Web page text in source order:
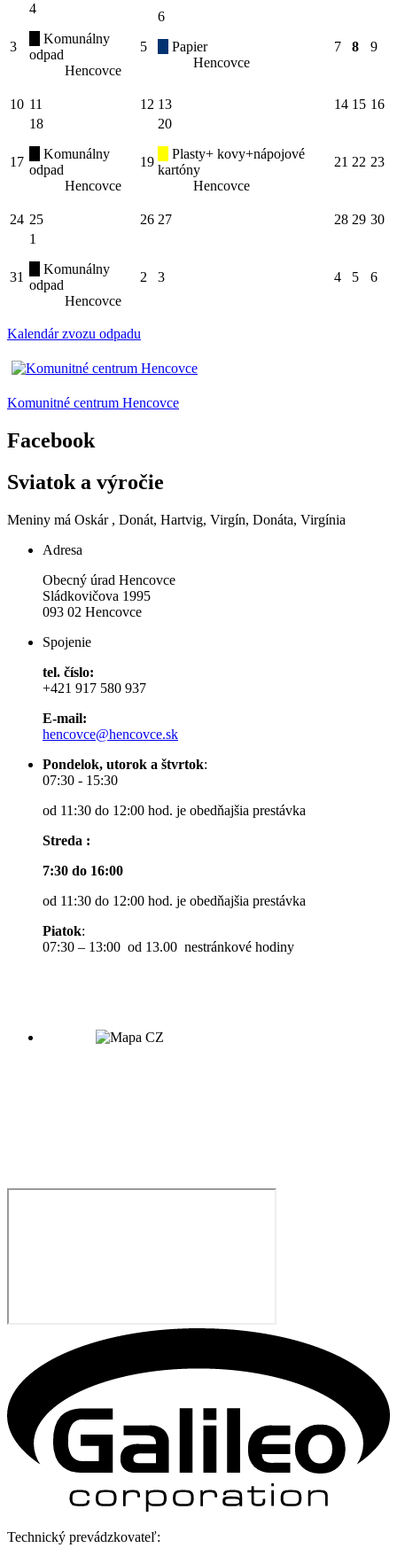
3
4
Komunálny
odpad
Hencovce
5
6
Papier
Hencovce
7 8 9
10 11 12 13 14 15 16
17
18
Komunálny
odpad
Hencovce
19
20
Plasty+ kovy+nápojové
kartóny
Hencovce
21 22 23
24 25 26 27 28 29 30
31
1
Komunálny
odpad
Hencovce
2 3 4 5 6
Kalendár zvozu odpadu
Komunitné centrum Hencovce
Facebook
Sviatok a výročie
Meniny má Oskár , Donát, Hartvig, Virgín, Donáta, Virgínia
Adresa
Obecný úrad Hencovce
Sládkovičova 1995
093 02 Hencovce
Spojenie
tel. číslo:
+421 917 580 937
E-mail:
hencovce@hencovce.sk
Pondelok, utorok a štvrtok:
07:30 - 15:30
od 11:30 do 12:00 hod. je obedňajšia prestávka
Streda :
7:30 do 16:00
od 11:30 do 12:00 hod. je obedňajšia prestávka
Piatok:
07:30 – 13:00 od 13.00 nestránkové hodiny
Technický prevádzkovateľ: